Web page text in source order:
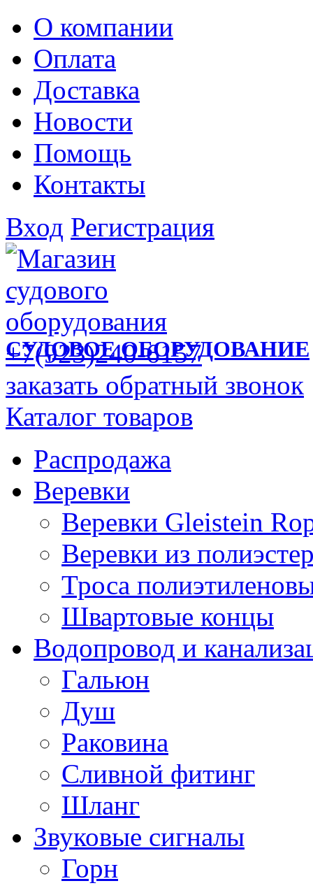
О компании
Оплата
Доставка
Новости
Помощь
Контакты
Вход Регистрация
СУДОВОЕ ОБОРУДОВАНИЕ
+7(923)240-6157
заказать обратный звонок
Каталог товаров
Распродажа
Веревки
Веревки Gleistein
Веревки из
Троса
Швартовые концы
Водопровод и
Гальюн
Душ
Раковина
Сливной фитинг
Шланг
Звуковые сигналы
Горн